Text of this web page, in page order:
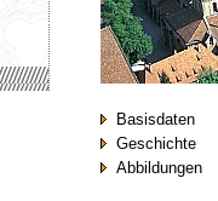
Basisdaten
Geschichte
Abbildungen